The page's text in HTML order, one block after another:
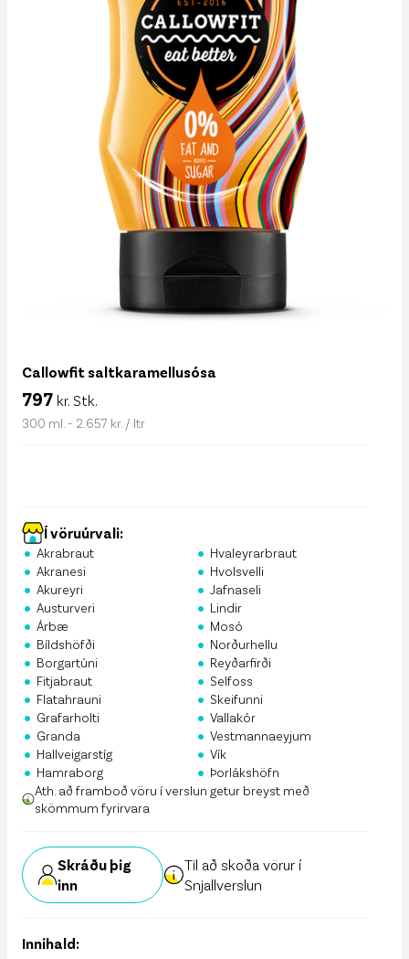
Callowfit saltkaramellusósa
797 kr. Stk.
300 ml. - 2.657 kr. / ltr
Í vöruúrvali:
• Akrabraut
• Akranesi
• Akureyri
• Austurveri
• Árbæ
• Bíldshöfði
• Borgartúni
• Fitjabraut
• Flatahrauni
• Grafarholti
• Granda
• Hallveigarstíg
• Hamraborg
• Hvaleyrarbraut
• Hvolsvelli
• Jafnaseli
• Lindir
• Mosó
• Norðurhellu
• Reyðarfirði
• Selfoss
• Skeifunni
• Vallakór
• Vestmannaeyjum
• Vík
• Þorlákshöfn
Ath. að framboð vöru í verslun getur breyst með
skömmum fyrirvara
Skráðu þig
inn
Til að skoða vörur í
Snjallverslun
Innihald: